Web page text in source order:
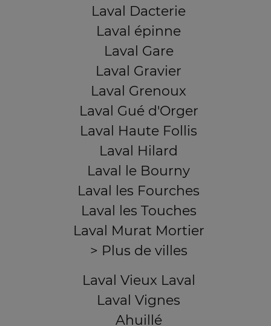
Laval Dacterie
Laval épinne
Laval Gare
Laval Gravier
Laval Grenoux
Laval Gué d'Orger
Laval Haute Follis
Laval Hilard
Laval le Bourny
Laval les Fourches
Laval les Touches
Laval Murat Mortier
> Plus de villes
Laval Vieux Laval
Laval Vignes
Ahuillé